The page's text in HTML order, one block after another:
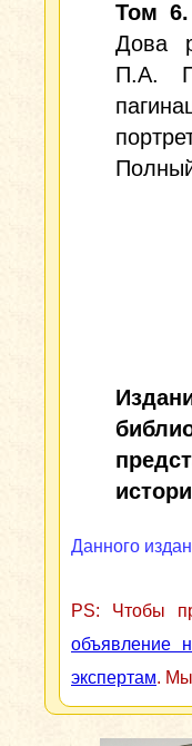
Том 6.
Дова
П.А.
Данного
PS: Чтобы
объявление
экспертам. Мы